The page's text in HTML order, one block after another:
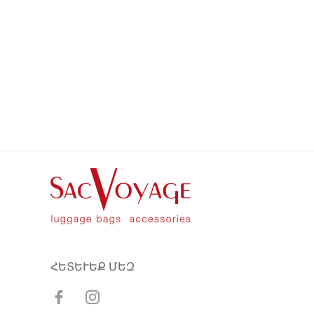
ՀԵՏԵՒԵՔ ՄԵԶ